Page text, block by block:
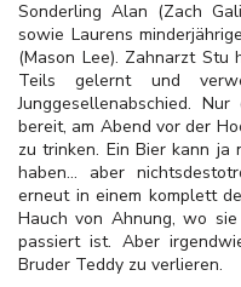
Sonderling Alan (Zach
sowie Laurens
(Mason Lee). Zahnarzt
Teils gelernt und
Junggesellenabschied.
bereit, am Abend vor der
zu trinken. Ein Bier kann ja
haben… aber
erneut in einem komplett
Hauch von Ahnung, wo
passiert ist. Aber
Bruder Teddy zu verlieren.